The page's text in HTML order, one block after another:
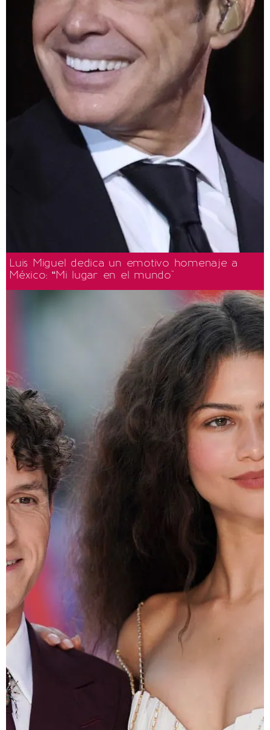
Luis Miguel dedica un emotivo homenaje a
México: “Mi lugar en el mundo"